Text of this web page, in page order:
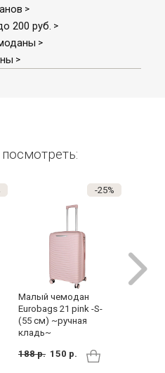
>
200 руб. >
>
>
-25%
Малый чемодан
Eurobags 21 pink -S-
(55 см) ~ручная
кладь~
188 р. 150 р.